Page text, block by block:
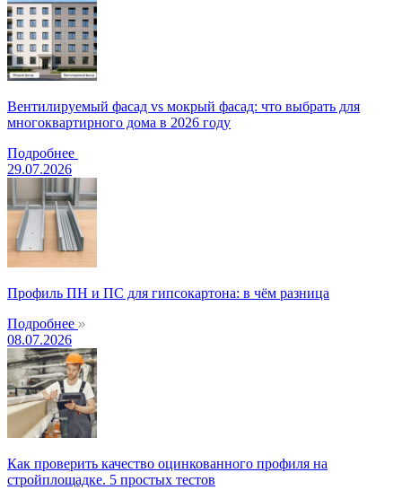
Вентилируемый фасад vs мокрый фасад: что выбрать для
многоквартирного дома в 2026 году
Подробнее
29.07.2026
Профиль ПН и ПС для гипсокартона: в чём разница
Подробнее
08.07.2026
Как проверить качество оцинкованного профиля на
стройплощадке. 5 простых тестов